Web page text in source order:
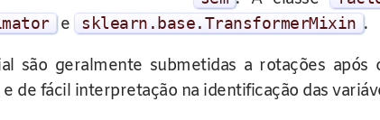
e sklearn .base.TransformerMixin .
são geralmente submetidas a rotações
de fácil interpretação na identificação das